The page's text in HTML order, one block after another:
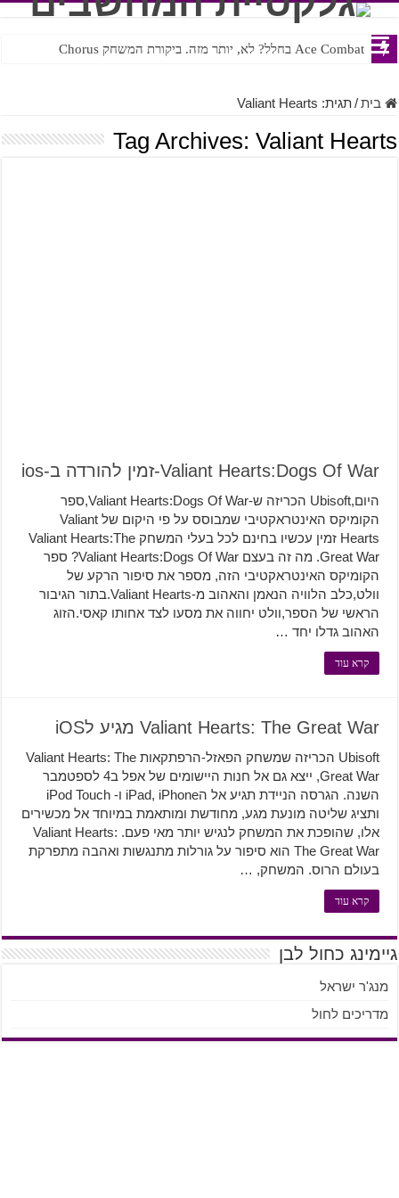
Ace Combat בחלל? לא, יותר מזה. ביקורת המשחק Chorus
Steven Universe והשירים שתורגמו בצורה נוראית לעברית
בית/תגית: Valiant Hearts
Tag Archives: Valiant Hearts
Valiant Hearts:Dogs Of War-זמין להורדה ב-ios
היום,Ubisoft הכריזה ש-Valiant Hearts:Dogs Of War,ספר
הקומיקס האינטראקטיבי שמבוסס על פי היקום של Valiant
Hearts זמין עכשיו בחינם לכל בעלי המשחק Valiant Hearts:The
Great War. מה זה בעצם Valiant Hearts:Dogs Of War? ספר
הקומיקס האינטראקטיבי הזה, מספר את סיפור הרקע של
וולט,כלב הלוויה הנאמן והאהוב מ-Valiant Hearts.בתור הגיבור
הראשי של הספר,וולט יחווה את מסעו לצד אחותו קאסי.הזוג
האהוב גדלו יחד …
קרא עוד
Valiant Hearts: The Great War מגיע לiOS
Ubisoft הכריזה שמשחק הפאזל-הרפתקאות Valiant Hearts: The
Great War, ייצא גם אל חנות היישומים של אפל ב4 לספטמבר
השנה. הגרסה הניידת תגיע אל הiPad, iPhone ו- iPod Touch
ותציג שליטה מונעת מגע, מחודשת ומותאמת במיוחד אל מכשירים
אלו, שהופכת את המשחק לנגיש יותר מאי פעם. Valiant Hearts:
The Great War הוא סיפור על גורלות מתנגשות ואהבה מתפרקת
בעולם הרוס. המשחק, …
קרא עוד
גיימינג כחול לבן
מנג'ר ישראל
מדריכים לחול